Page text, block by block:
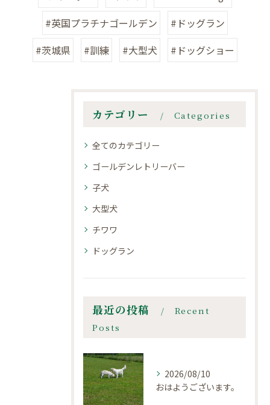
#英国プラチナゴールデン
#ドッグラン
#茨城県
#訓練 #大型犬 #ドッグショー
カテゴリー Categories
全てのカテゴリー
ゴールデンレトリーバー
子犬
大型犬
チワワ
ドッグラン
最近の投稿
Recent
Posts
2026/08/10
おはようございます。